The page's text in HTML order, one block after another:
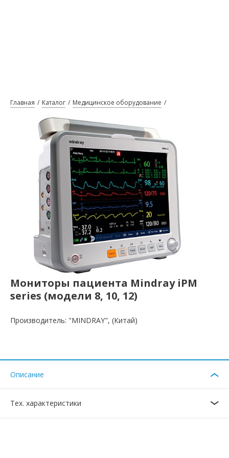
Главная Каталог Медицинское оборудование
Мониторы пациента Mindray iPM
series (модели 8, 10, 12)
Производитель: "MINDRAY", (Китай)
Описание
Тех. характеристики